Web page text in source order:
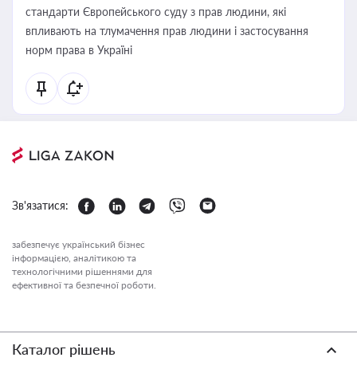
стандарти Європейського суду з прав людини, які
впливають на тлумачення прав людини і застосування
норм права в Україні
Зв'язатися:
забезпечує український бізнес
інформацією, аналітикою та
технологічними рішеннями для
ефективної та безпечної роботи.
Каталог рішень